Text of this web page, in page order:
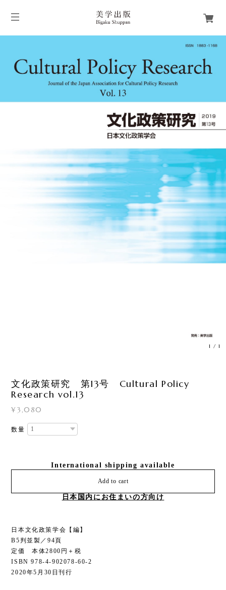
1 /1
文化政策研究 第13号 Cultural Policy
Research vol.13
¥3,080
数量
International shipping available
Add to cart
日本国内にお住まいの方向け
日本文化政策学会【編】
B5判並製／94頁
定価 本体2800円＋税
ISBN 978-4-902078-60-2
2020年5月30日刊行